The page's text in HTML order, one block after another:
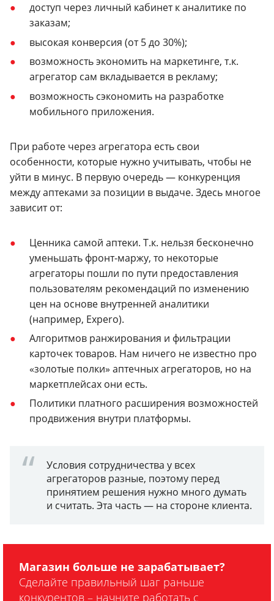
доступ через личный кабинет к аналитике по
заказам;
высокая конверсия (от 5 до 30%);
возможность экономить на маркетинге, т.к.
агрегатор сам вкладывается в рекламу;
возможность сэкономить на разработке
мобильного приложения.
При работе через агрегатора есть свои
особенности, которые нужно учитывать, чтобы не
уйти в минус. В первую очередь — конкуренция
между аптеками за позиции в выдаче. Здесь многое
зависит от:
Ценника самой аптеки. Т.к. нельзя бесконечно
уменьшать фронт-маржу, то некоторые
агрегаторы пошли по пути предоставления
пользователям рекомендаций по изменению
цен на основе внутренней аналитики
(например, Expero).
Алгоритмов ранжирования и фильтрации
карточек товаров. Нам ничего не известно про
«золотые полки» аптечных агрегаторов, но на
маркетплейсах они есть.
Политики платного расширения возможностей
продвижения внутри платформы.
Условия сотрудничества у всех
агрегаторов разные, поэтому перед
принятием решения нужно много думать
и считать. Эта часть — на стороне клиента.
Магазин больше не зарабатывает?
Сделайте правильный шаг раньше
конкурентов – начните работать с